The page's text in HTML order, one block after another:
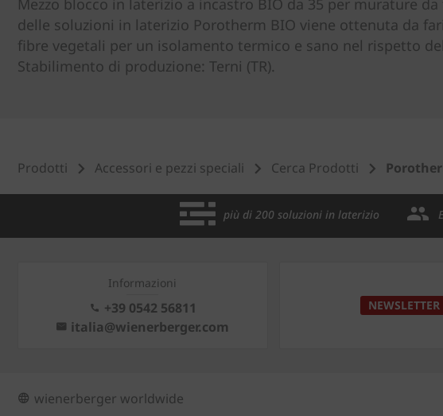
delle soluzioni in laterizio Porotherm BIO viene ottenuta da
fibre vegetali per un isolamento termico e sano nel rispetto
Stabilimento di produzione: Terni (TR).
Prodotti Accessori e pezzi speciali Cerca Prodotti
più di 200 soluzioni in laterizio
Informazioni
+39 0542 56811
italia@wienerberger.com
NEWSLETTER
wienerberger worldwide